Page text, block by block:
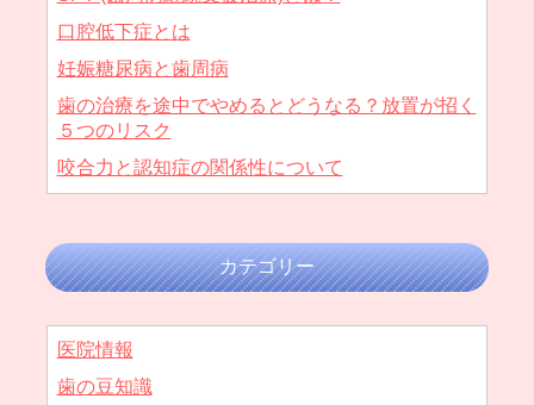
口腔低下症とは
妊娠糖尿病と歯周病
歯の治療を途中でやめるとどうなる？放置が招く
５つのリスク
咬合力と認知症の関係性について
カテゴリー
医院情報
歯の豆知識